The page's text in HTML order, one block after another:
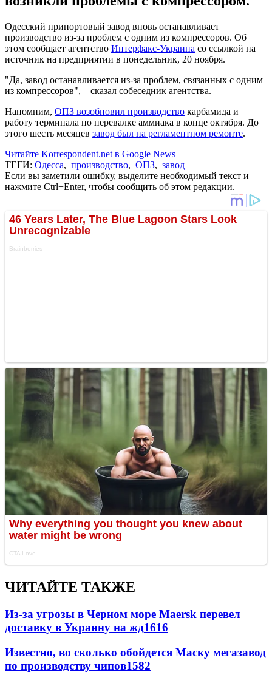
Одесский припортовый завод вновь останавливает
производство из-за проблем с одним из компрессоров. Об
этом сообщает агентство Интерфакс-Украина со ссылкой на
источник на предприятии в понедельник, 20 ноября.
"Да, завод останавливается из-за проблем, связанных с одним
из компрессоров", – сказал собеседник агентства.
Напомним, ОПЗ возобновил производство карбамида и
работу терминала по перевалке аммиака в конце октября. До
этого шесть месяцев завод был на регламентном ремонте.
Читайте Korrespondent.net в Google News
ТЕГИ: Одесса, производство, ОПЗ, завод
Если вы заметили ошибку, выделите необходимый текст и
нажмите Ctrl+Enter, чтобы сообщить об этом редакции.
ЧИТАЙТЕ ТАКЖЕ
Из-за угрозы в Черном море Maersk перевел
доставку в Украину на жд1616
Известно, во сколько обойдется Маску мегазавод
по производству чипов1582